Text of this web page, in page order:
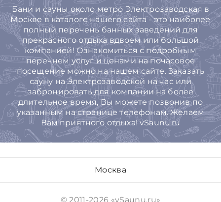
Бани и сауны около метро Электрозаводская в
Москве в каталоге нашего сайта - это наиболее
полный перечень банных заведений для
прекрасного отдыха вдвоем или большой
компанией! Ознакомиться с подробным
перечнем услуг и ценами на почасовое
посещение можно на нашем сайте. Заказать
сауну на Электрозаводской на час или
забронировать для компании на более
длительное время, Вы можете позвонив по
указанным на странице телефонам. Желаем
Вам приятного отдыха! vSaunu.ru
Москва
© 2011-2026 «vSaunu.ru»